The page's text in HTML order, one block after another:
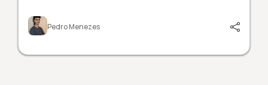
Pedro Menezes